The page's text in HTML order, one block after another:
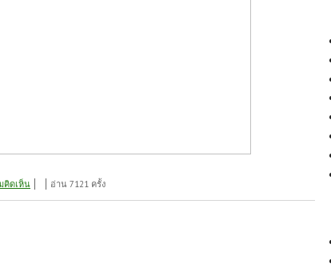
คิดเห็น อ่าน 7121 ครั้ง